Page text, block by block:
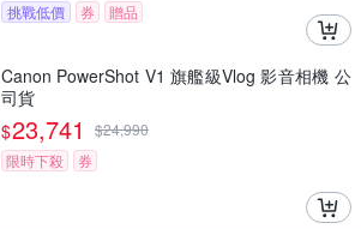
挑戰低價 券 贈品
Canon PowerShot V1 旗艦級Vlog 影音相機 公
司貨
$23,741 $24,990
限時下殺
券